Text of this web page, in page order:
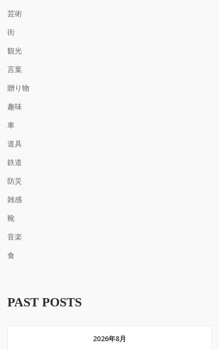
芸術
街
観光
言葉
贈り物
趣味
車
道具
鉄道
防災
雑感
靴
音楽
食
PAST POSTS
2026年8月